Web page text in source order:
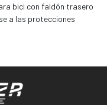
bici con faldón trasero
a las protecciones